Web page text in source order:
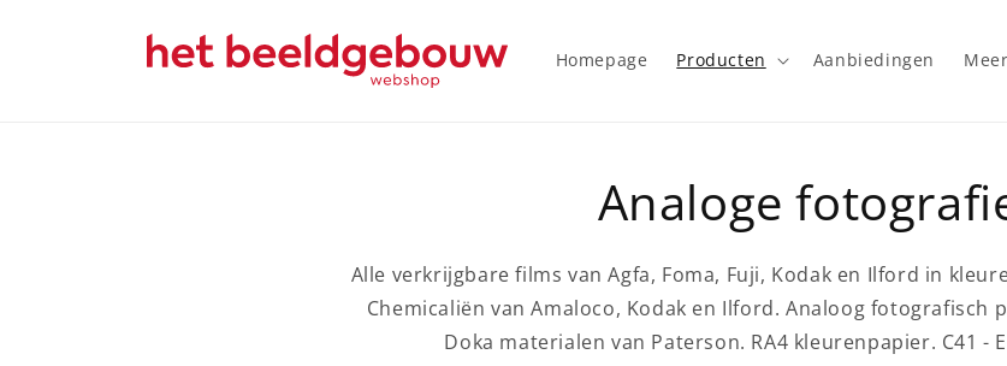
Homepage Producten Aanbiedingen
Analoge
Alle verkrijgbare films van Agfa, Foma, Fuji, Kodak en Ilford in
Chemicaliën van Amaloco, Kodak en Ilford. Analoog fotografisch
Doka materialen van Paterson. RA4 kleurenpapier. C41 -